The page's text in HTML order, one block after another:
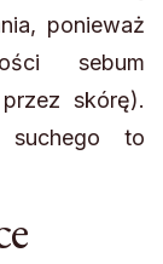
ponieważ
sebum
skórę).
suchego to